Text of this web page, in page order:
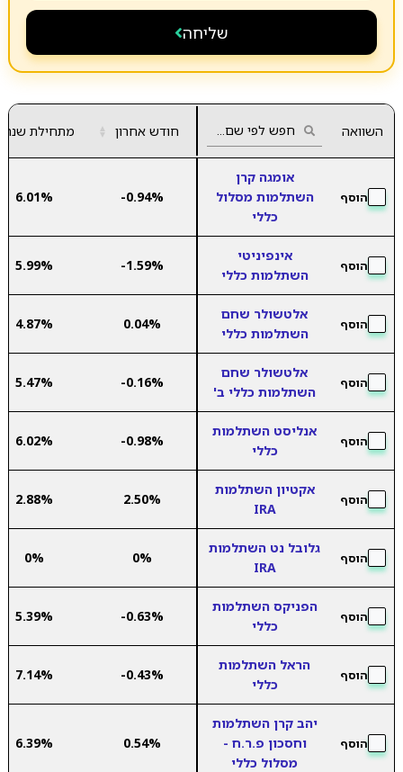
שליחה
השוואה חודש אחרון ▲
▼ מתחילת שנה
הוסף
אומגה קרן
השתלמות מסלול
כללי
-0.94%
6.01%
הוסף
אינפיניטי
השתלמות כללי
-1.59%
5.99%
הוסף
אלטשולר שחם
השתלמות כללי
0.04%
4.87%
הוסף
אלטשולר שחם
השתלמות כללי ב'
-0.16%
5.47%
הוסף
אנליסט השתלמות
כללי
-0.98%
6.02%
הוסף
אקטיון השתלמות
IRA
2.50%
2.88%
הוסף
גלובל נט השתלמות
IRA
0%
0%
הוסף
הפניקס השתלמות
כללי
-0.63%
5.39%
הוסף
הראל השתלמות
כללי
-0.43%
7.14%
הוסף
יהב קרן השתלמות
וחסכון פ.ר.ח -
מסלול כללי
0.54%
6.39%